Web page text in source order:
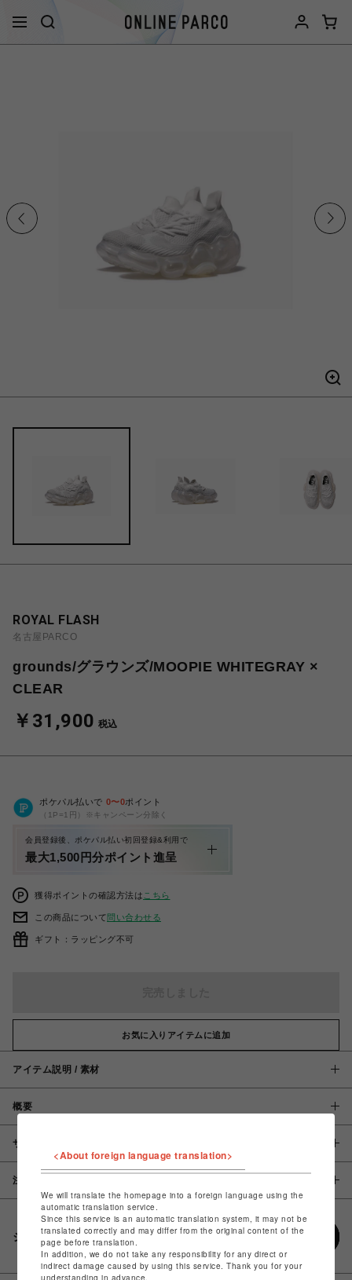
ROYAL FLASH
名古屋PARCO
grounds/グラウンズ/MOOPIE WHITEGRAY ×
CLEAR
￥31,900 税込
ポケパル払いで 0〜0ポイント
（1P=1円）※キャンペーン分除く
会員登録後、ポケパル払い初回登録&利用で
最大1,500円分ポイント進呈
獲得ポイントの確認方法は こちら
この商品について問い合わせる
ギフト：ラッピング不可
お気に入りアイテムに追加
アイテム説明 / 素材
概要
サイズ
注意事項
シェアする
<About foreign language translation>
We will translate the homepage into a foreign language using the
automatic translation service.
Since this service is an automatic translation system, it may not be
translated correctly and may differ from the original content of the
page before translation.
In addition, we do not take any responsibility for any direct or
indirect damage caused by using this service. Thank you for your
understanding in advance.